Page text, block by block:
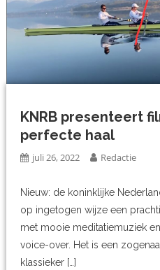
KNRB presenteert
perfecte haal
juli 26, 2022 Redactie
Nieuw: de koninklijke
op ingetogen wijze een
met mooie meditatiemuziek
voice-over. Het is een
klassieker […]